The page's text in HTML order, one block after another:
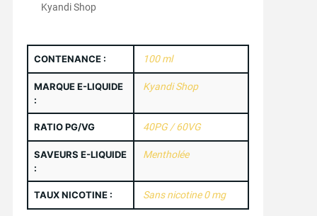
Kyandi Shop
CONTENANCE : 100 ml
MARQUE E-LIQUIDE
:
Kyandi Shop
RATIO PG/VG 40PG / 60VG
SAVEURS E-LIQUIDE
:
Mentholée
TAUX NICOTINE : Sans nicotine 0 mg